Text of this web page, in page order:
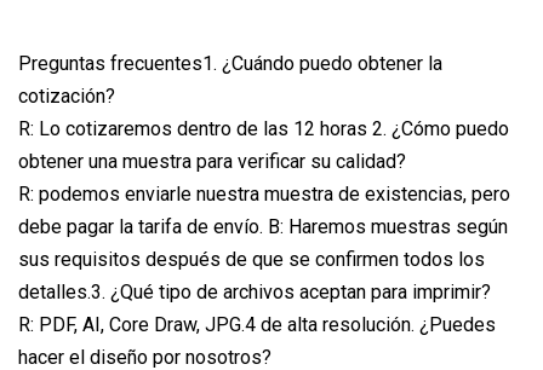
Preguntas frecuentes1. ¿Cuándo puedo obtener la
cotización?
R: Lo cotizaremos dentro de las 12 horas 2. ¿Cómo puedo
obtener una muestra para verificar su calidad?
R: podemos enviarle nuestra muestra de existencias, pero
debe pagar la tarifa de envío. B: Haremos muestras según
sus requisitos después de que se confirmen todos los
detalles.3. ¿Qué tipo de archivos aceptan para imprimir?
R: PDF, AI, Core Draw, JPG.4 de alta resolución. ¿Puedes
hacer el diseño por nosotros?